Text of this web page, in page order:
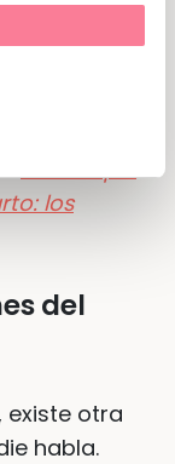
los
del
otra
habla.